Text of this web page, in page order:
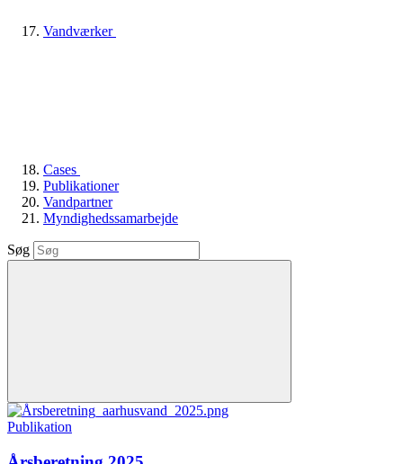
Vandværker
Cases
Publikationer
Vandpartner
Myndighedssamarbejde
Søg
Publikation